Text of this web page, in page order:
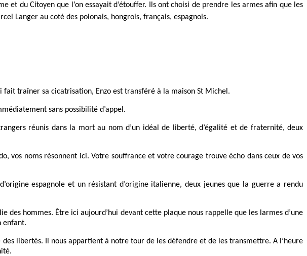
et du Citoyen que l’on essayait d’étouffer. Ils ont choisi de prendre les armes afin que les
Langer au coté des polonais, hongrois, français, espagnols.
fait traîner sa cicatrisation, Enzo est transféré à la maison St Michel.
sans possibilité d’appel.
réunis dans la mort au nom d’un idéal de liberté, d’égalité et de fraternité, deux
vos noms résonnent ici. Votre souffrance et votre courage trouve écho dans ceux de vos
espagnole et un résistant d’origine italienne, deux jeunes que la guerre a rendu
hommes. Être ici aujourd’hui devant cette plaque nous rappelle que les larmes d’une
enfant.
libertés. Il nous appartient à notre tour de les défendre et de les transmettre. A l’heure